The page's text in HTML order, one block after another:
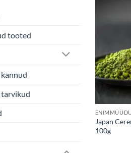
tooted
tarvikud
Japan
100g